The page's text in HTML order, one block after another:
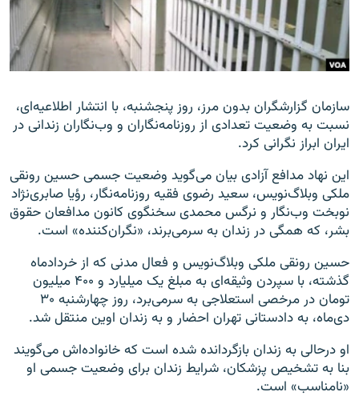
سازمان گزارشگران بدون مرز، روز پنجشنبه، با انتشار اطلاعیه‌ای،
نسبت به وضعیت تعدادی از روزنامه‌نگاران و وب‌نگاران زندانی در
ایران ابراز نگرانی کرد.
این نهاد مدافع آزادی بیان می‌گوید وضعیت جسمی حسین رونقی
ملکی وبلاگ‌نویس، سعید رضوی فقیه روزنامه‌نگار، رؤیا صابری‌نژاد
نوبخت وب‌نگار و نرگس محمدی سخنگوی کانون مدافعان حقوق
بشر، که همگی در زندان به سرمی‌برند، «نگران‌کننده» است.
حسین رونقی ملکی وبلاگ‌نویس و فعال مدنی که از خردادماه
گذشته، با سپردن وثیقه‌ای به مبلغ یک میلیارد و ۴۰۰ میلیون
تومان در مرخصی استعلاجی به سرمی‌برد، روز چهارشنبه ۳۰
دی‌ماه، به دادستانی تهران احضار و به زندان اوین منتقل شد.
او درحالی به زندان بازگردانده شده است که خانواده‌اش می‌گویند
بنا به تشخیص پزشکان، شرایط زندان برای وضعیت جسمی او
«نامناسب» است.